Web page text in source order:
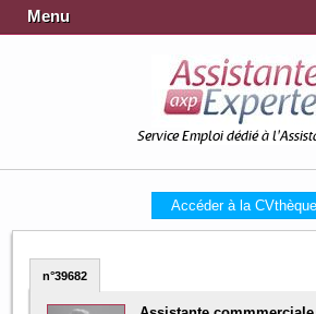
Menu
Service Emploi dédié à
Accéder à la CVthèque
n°39682